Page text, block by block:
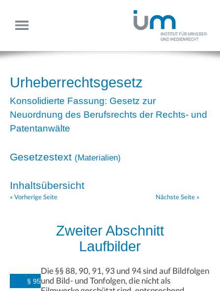
Urheberrechtsgesetz
Konsolidierte Fassung: Gesetz zur
Neuordnung des Berufsrechts der Rechts- und
Patentanwälte
Gesetzestext (Materialien)
Inhaltsübersicht
« Vorherige Seite Nächste Seite »
Zweiter Abschnitt
Laufbilder
§ 95
Die §§ 88, 90, 91, 93 und 94 sind auf Bildfolgen
und Bild- und Tonfolgen, die nicht als